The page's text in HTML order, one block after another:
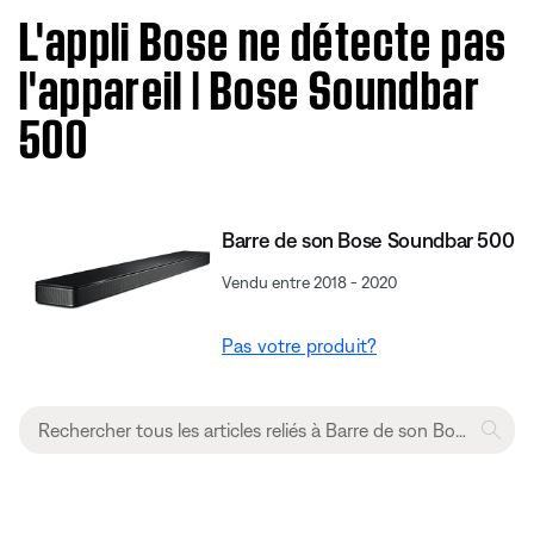
L'appli Bose ne détecte pas
l'appareil | Bose Soundbar
500
Barre de son Bose Soundbar 500
Vendu entre 2018 - 2020
Pas votre produit?